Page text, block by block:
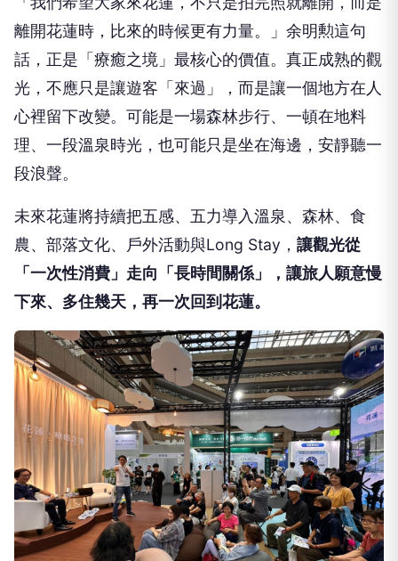
離開花蓮時，比來的時候更有力量。」余明勲這句
話，正是「療癒之境」最核心的價值。真正成熟的觀
光，不應只是讓遊客「來過」，而是讓一個地方在人
心裡留下改變。可能是一場森林步行、一頓在地料
理、一段溫泉時光，也可能只是坐在海邊，安靜聽一
段浪聲。
未來花蓮將持續把五感、五力導入溫泉、森林、食
農、部落文化、戶外活動與Long Stay， 讓觀光從
「一次性消費」走向「長時間關係」，讓旅人願意慢
下來、多住幾天，再一次回到花蓮。